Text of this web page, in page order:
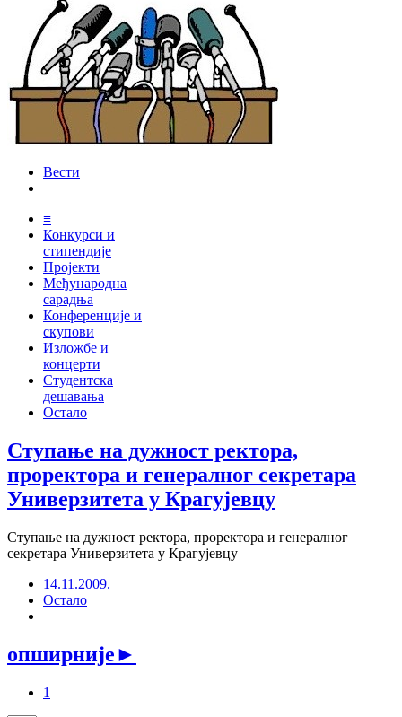
Вести
≡
Конкурси и
стипендије
Пројекти
Међународна
сарадња
Конференције и
скупови
Изложбе и
концерти
Студентска
дешавања
Остало
Ступање на дужност ректора,
проректора и генералног секретара
Универзитета у Крагујевцу
Ступање на дужност ректора, проректора и генералног
секретара Универзитета у Крагујевцу
14.11.2009.
Остало
опширније►
1